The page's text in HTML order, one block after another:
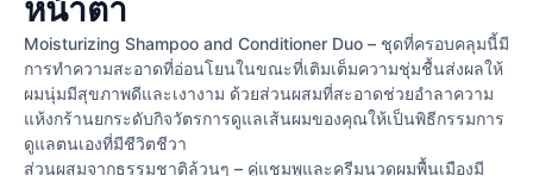
หน้าตา
Moisturizing Shampoo and Conditioner Duo – ชุดที่ครอบคลุมนี้มี
การทำความสะอาดที่อ่อนโยนในขณะที่เติมเต็มความชุ่มชื้นส่งผลให้
ผมนุ่มมีสุขภาพดีและเงางาม ด้วยส่วนผสมที่สะอาดช่วยอำลาความ
แห้งกร้านยกระดับกิจวัตรการดูแลเส้นผมของคุณให้เป็นพิธีกรรมการ
ดูแลตนเองที่มีชีวิตชีวา
ส่วนผสมจากธรรมชาติล้วนๆ – คู่แชมพูและครีมนวดผมพื้นเมืองมี